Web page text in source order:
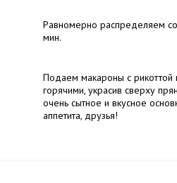
Равномерно распределяем
мин.
Подаем макароны с рикоттой
горячими, украсив сверху
очень сытное и вкусное
аппетита, друзья!